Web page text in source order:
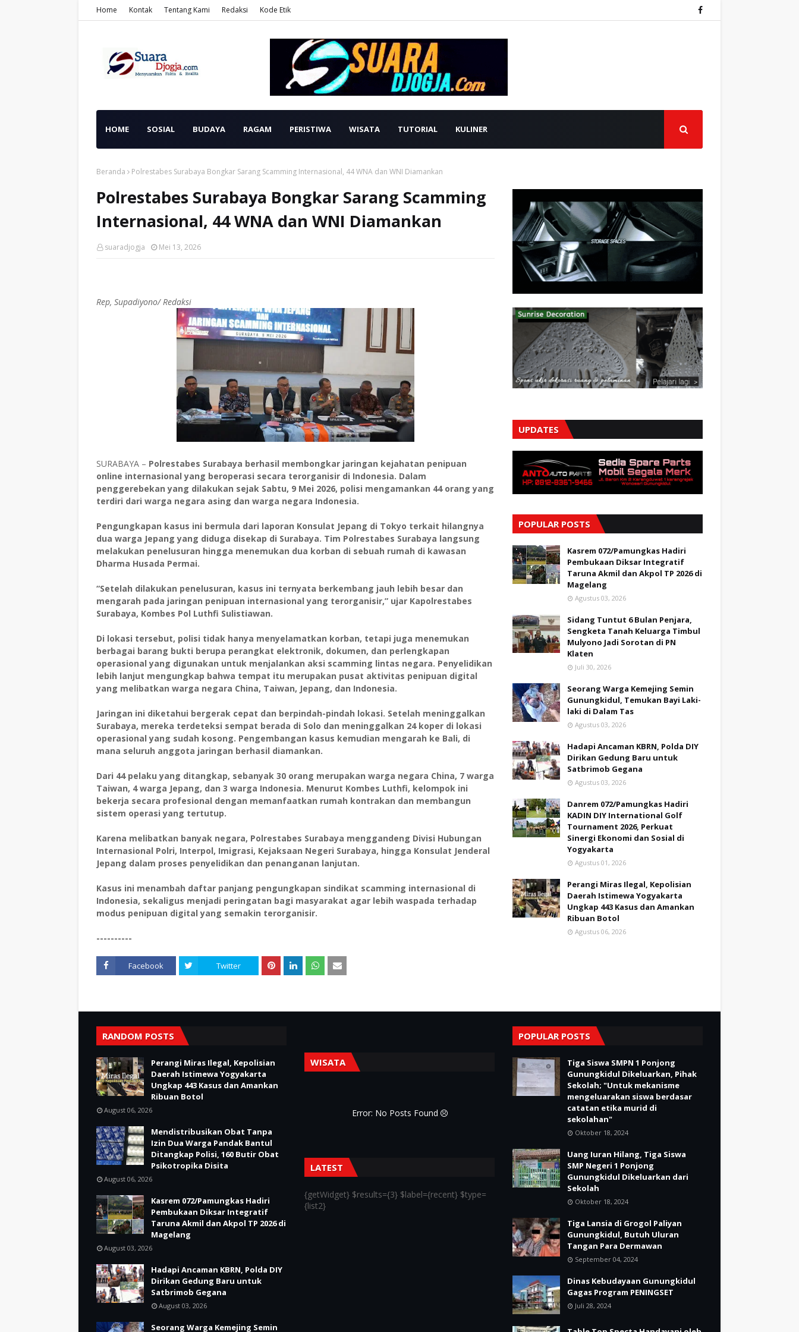
Home Kontak Tentang Kami Redaksi Kode Etik
HOME SOSIAL BUDAYA RAGAM PERISTIWA WISATA TUTORIAL KULINER
Beranda Polrestabes Surabaya Bongkar Sarang Scamming Internasional, 44 WNA dan WNI Diamankan
Polrestabes Surabaya Bongkar Sarang Scamming
Internasional, 44 WNA dan WNI Diamankan
suaradjogja Mei 13, 2026
Rep, Supadiyono/ Redaksi
SURABAYA – Polrestabes Surabaya berhasil membongkar jaringan kejahatan penipuan
online internasional yang beroperasi secara terorganisir di Indonesia. Dalam
penggerebekan yang dilakukan sejak Sabtu, 9 Mei 2026, polisi mengamankan 44 orang yang
terdiri dari warga negara asing dan warga negara Indonesia.
Pengungkapan kasus ini bermula dari laporan Konsulat Jepang di Tokyo terkait hilangnya
dua warga Jepang yang diduga disekap di Surabaya. Tim Polrestabes Surabaya langsung
melakukan penelusuran hingga menemukan dua korban di sebuah rumah di kawasan
Dharma Husada Permai.
“Setelah dilakukan penelusuran, kasus ini ternyata berkembang jauh lebih besar dan
mengarah pada jaringan penipuan internasional yang terorganisir,” ujar Kapolrestabes
Surabaya, Kombes Pol Luthfi Sulistiawan.
Di lokasi tersebut, polisi tidak hanya menyelamatkan korban, tetapi juga menemukan
berbagai barang bukti berupa perangkat elektronik, dokumen, dan perlengkapan
operasional yang digunakan untuk menjalankan aksi scamming lintas negara. Penyelidikan
lebih lanjut mengungkap bahwa tempat itu merupakan pusat aktivitas penipuan digital
yang melibatkan warga negara China, Taiwan, Jepang, dan Indonesia.
Jaringan ini diketahui bergerak cepat dan berpindah-pindah lokasi. Setelah meninggalkan
Surabaya, mereka terdeteksi sempat berada di Solo dan meninggalkan 24 koper di lokasi
operasional yang sudah kosong. Pengembangan kasus kemudian mengarah ke Bali, di
mana seluruh anggota jaringan berhasil diamankan.
Dari 44 pelaku yang ditangkap, sebanyak 30 orang merupakan warga negara China, 7 warga
Taiwan, 4 warga Jepang, dan 3 warga Indonesia. Menurut Kombes Luthfi, kelompok ini
bekerja secara profesional dengan memanfaatkan rumah kontrakan dan membangun
sistem operasi yang tertutup.
Karena melibatkan banyak negara, Polrestabes Surabaya menggandeng Divisi Hubungan
Internasional Polri, Interpol, Imigrasi, Kejaksaan Negeri Surabaya, hingga Konsulat Jenderal
Jepang dalam proses penyelidikan dan penanganan lanjutan.
Kasus ini menambah daftar panjang pengungkapan sindikat scamming internasional di
Indonesia, sekaligus menjadi peringatan bagi masyarakat agar lebih waspada terhadap
modus penipuan digital yang semakin terorganisir.
----------
Facebook Twitter
UPDATES
POPULAR POSTS
Kasrem 072/Pamungkas Hadiri
Pembukaan Diksar Integratif
Taruna Akmil dan Akpol TP 2026 di
Magelang
Agustus 03, 2026
Sidang Tuntut 6 Bulan Penjara,
Sengketa Tanah Keluarga Timbul
Mulyono Jadi Sorotan di PN
Klaten
Juli 30, 2026
Seorang Warga Kemejing Semin
Gunungkidul, Temukan Bayi Laki-
laki di Dalam Tas
Agustus 03, 2026
Hadapi Ancaman KBRN, Polda DIY
Dirikan Gedung Baru untuk
Satbrimob Gegana
Agustus 03, 2026
Danrem 072/Pamungkas Hadiri
KADIN DIY International Golf
Tournament 2026, Perkuat
Sinergi Ekonomi dan Sosial di
Yogyakarta
Agustus 01, 2026
Perangi Miras Ilegal, Kepolisian
Daerah Istimewa Yogyakarta
Ungkap 443 Kasus dan Amankan
Ribuan Botol
Agustus 06, 2026
RANDOM POSTS
Perangi Miras Ilegal, Kepolisian
Daerah Istimewa Yogyakarta
Ungkap 443 Kasus dan Amankan
Ribuan Botol
August 06, 2026
Mendistribusikan Obat Tanpa
Izin Dua Warga Pandak Bantul
Ditangkap Polisi, 160 Butir Obat
Psikotropika Disita
August 06, 2026
Kasrem 072/Pamungkas Hadiri
Pembukaan Diksar Integratif
Taruna Akmil dan Akpol TP 2026 di
Magelang
August 03, 2026
Hadapi Ancaman KBRN, Polda DIY
Dirikan Gedung Baru untuk
Satbrimob Gegana
August 03, 2026
Seorang Warga Kemejing Semin
WISATA
Error: No Posts Found
LATEST
{getWidget} $results={3} $label={recent} $type=
{list2}
POPULAR POSTS
Tiga Siswa SMPN 1 Ponjong
Gunungkidul Dikeluarkan, Pihak
Sekolah; "Untuk mekanisme
mengeluarakan siswa berdasar
catatan etika murid di
sekolahan"
Oktober 18, 2024
Uang Iuran Hilang, Tiga Siswa
SMP Negeri 1 Ponjong
Gunungkidul Dikeluarkan dari
Sekolah
Oktober 18, 2024
Tiga Lansia di Grogol Paliyan
Gunungkidul, Butuh Uluran
Tangan Para Dermawan
September 04, 2024
Dinas Kebudayaan Gunungkidul
Gagas Program PENINGSET
Juli 28, 2024